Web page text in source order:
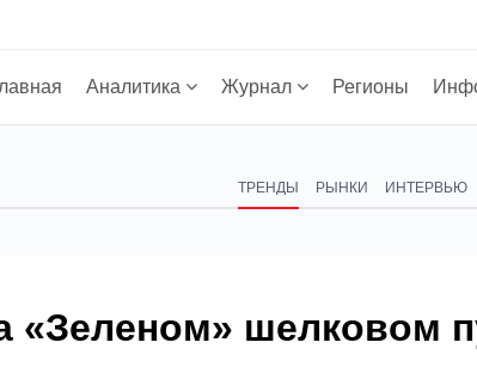
Аналитика Журнал Регионы
ТРЕНДЫ РЫНКИ ИНТЕРВЬЮ
«Зеленом» шелковом